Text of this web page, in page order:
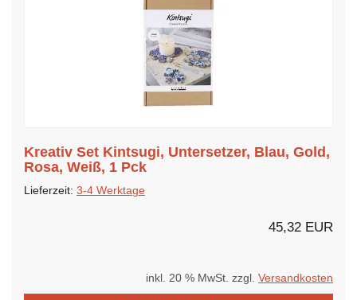
Kreativ Set Kintsugi, Untersetzer, Blau, Gold,
Rosa, Weiß, 1 Pck
Lieferzeit: 3-4 Werktage
45,32 EUR
inkl. 20 % MwSt. zzgl. Versandkosten